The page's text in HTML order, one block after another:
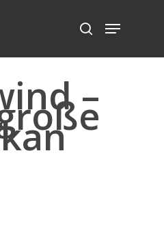
to close –